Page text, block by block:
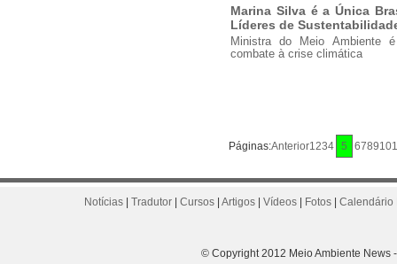
Marina Silva é a Única
Líderes de
Ministra do Meio Ambiente
combate à crise climática
Páginas:Anterior1234 5 678910
Notícias Tradutor Cursos Artigos Vídeos Fotos Calendário
© Copyright 2012 Meio Ambiente News